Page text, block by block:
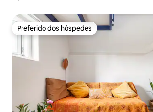
Preferido dos hóspedes
Preferido dos hóspedes